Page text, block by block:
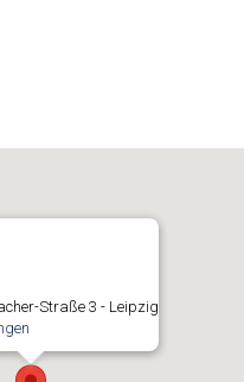
Straße 3 - Leipzig